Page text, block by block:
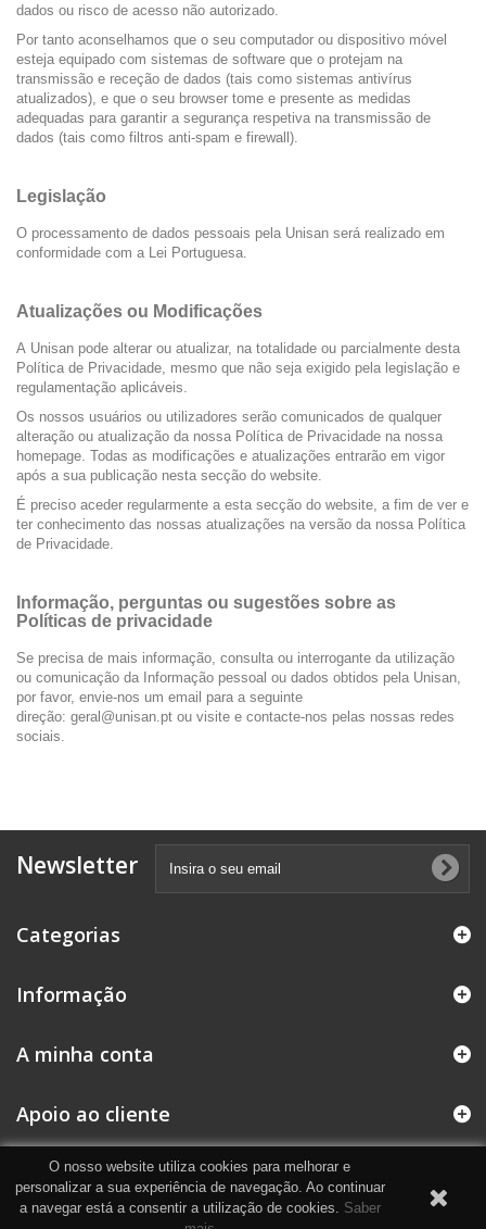
O nosso website utiliza cookies para melhorar e
personalizar a sua experiência de navegação. Ao continuar
a navegar está a consentir a utilização de cookies. Saber
dados ou risco de acesso não autorizado.
Por tanto aconselhamos que o seu computador ou dispositivo móvel
esteja equipado com sistemas de software que o protejam na
transmissão e receção de dados (tais como sistemas antivírus
atualizados), e que o seu browser tome e presente as medidas
adequadas para garantir a segurança respetiva na transmissão de
dados (tais como filtros anti-spam e firewall).
Legislação
O processamento de dados pessoais pela Unisan será realizado em
conformidade com a Lei Portuguesa.
Atualizações ou Modificações
A Unisan pode alterar ou atualizar, na totalidade ou parcialmente desta
Política de Privacidade, mesmo que não seja exigido pela legislação e
regulamentação aplicáveis.
Os nossos usuários ou utilizadores serão comunicados de qualquer
alteração ou atualização da nossa Política de Privacidade na nossa
homepage. Todas as modificações e atualizações entrarão em vigor
após a sua publicação nesta secção do website.
É preciso aceder regularmente a esta secção do website, a fim de ver e
ter conhecimento das nossas atualizações na versão da nossa Política
de Privacidade.
Informação, perguntas ou sugestões sobre as
Políticas de privacidade
Se precisa de mais informação, consulta ou interrogante da utilização
ou comunicação da Informação pessoal ou dados obtidos pela Unisan,
por favor, envie-nos um email para a seguinte
direção: geral@unisan.pt ou visite e contacte-nos pelas nossas redes
sociais.
Newsletter
Categorias
Informação
A minha conta
Apoio ao cliente